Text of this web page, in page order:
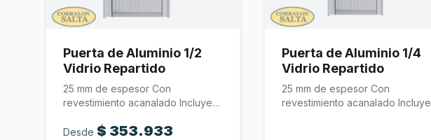
Puerta de Aluminio 1/2
Vidrio Repartido
25 mm de espesor Con
revestimiento acanalado Incluye
Desde $ 353.933
Puerta de Aluminio 1/4
Vidrio Repartido
25 mm de espesor Con
revestimiento acanalado Incluye